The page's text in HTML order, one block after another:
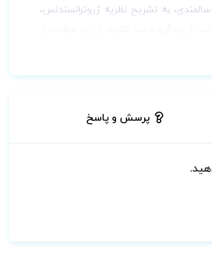
به تشریح نظریه ژروترانسندنس،
می‌کند.
پرسش و پاسخ